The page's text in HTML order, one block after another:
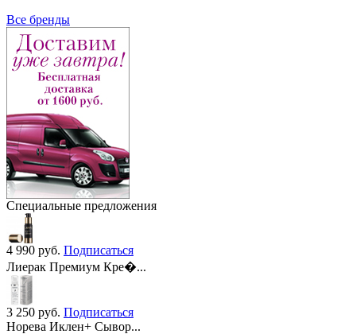
Все бренды
Специальные предложения
4 990 руб. Подписаться
Лиерак Премиум Кре�...
3 250 руб. Подписаться
Норева Иклен+ Сывор...